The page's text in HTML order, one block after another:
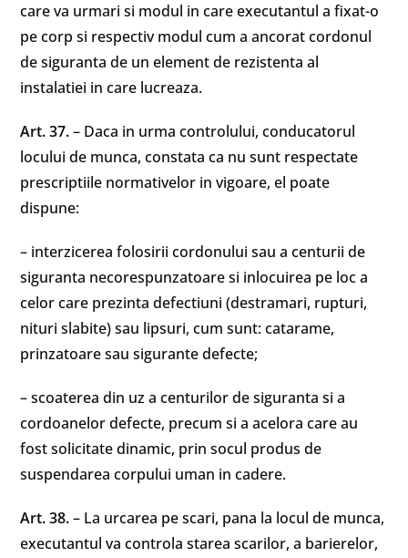
care va urmari si modul in care executantul a fixat-o
pe corp si respectiv modul cum a ancorat cordonul
de siguranta de un element de rezistenta al
instalatiei in care lucreaza.
Art. 37.– Daca in urma controlului, conducatorul
locului de munca, constata ca nu sunt respectate
prescriptiile normativelor in vigoare, el poate
dispune:
– interzicerea folosirii cordonului sau a centurii de
siguranta necorespunzatoare si inlocuirea pe loc a
celor care prezinta defectiuni (destramari, rupturi,
nituri slabite) sau lipsuri, cum sunt: catarame,
prinzatoare sau sigurante defecte;
– scoaterea din uz a centurilor de siguranta si a
cordoanelor defecte, precum si a acelora care au
fost solicitate dinamic, prin socul produs de
suspendarea corpului uman in cadere.
Art. 38.– La urcarea pe scari, pana la locul de munca,
executantul va controla starea scarilor, a barierelor,